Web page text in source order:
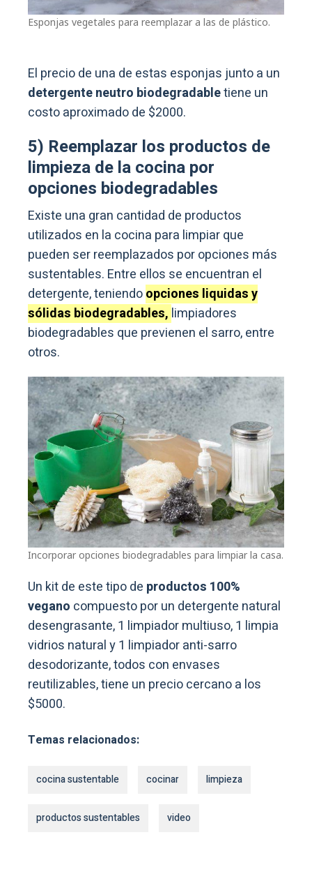
Esponjas vegetales para reemplazar a las de plástico.
El precio de una de estas esponjas junto a un
detergente neutro biodegradabletiene un
costo aproximado de $2000.
5) Reemplazar los productos de
limpieza de la cocina por
opciones biodegradables
Existe una gran cantidad de productos
utilizados en la cocina para limpiar que
pueden ser reemplazados por opciones más
sustentables. Entre ellos se encuentran el
detergente, teniendoopciones liquidas y
sólidas biodegradables, limpiadores
biodegradables que previenen el sarro, entre
otros.
Incorporar opciones biodegradables para limpiar la casa.
Un kit de este tipo de productos 100%
vegano compuesto por un detergente natural
desengrasante, 1 limpiador multiuso, 1 limpia
vidrios natural y 1 limpiador anti-sarro
desodorizante, todos con envases
reutilizables, tiene un precio cercano a los
$5000.
Temas relacionados:
cocina sustentable cocinar limpieza
productos sustentables video